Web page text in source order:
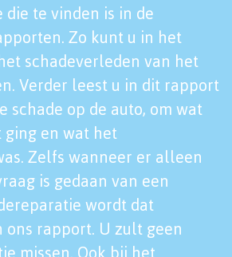
te vinden is in de
Zo kunt u in het
schadeverleden van het
Verder leest u in dit rapport
schade op de auto, om wat
ging en wat het
Zelfs wanneer er alleen
is gedaan van een
wordt dat
ons rapport. U zult geen
missen. Ook bij het